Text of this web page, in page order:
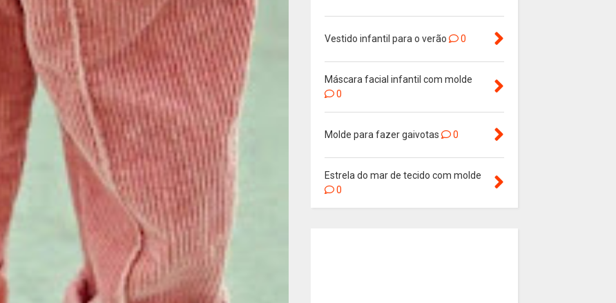
Vestido infantil para o verão 0
Máscara facial infantil com molde
0
Molde para fazer gaivotas 0
Estrela do mar de tecido com molde
0